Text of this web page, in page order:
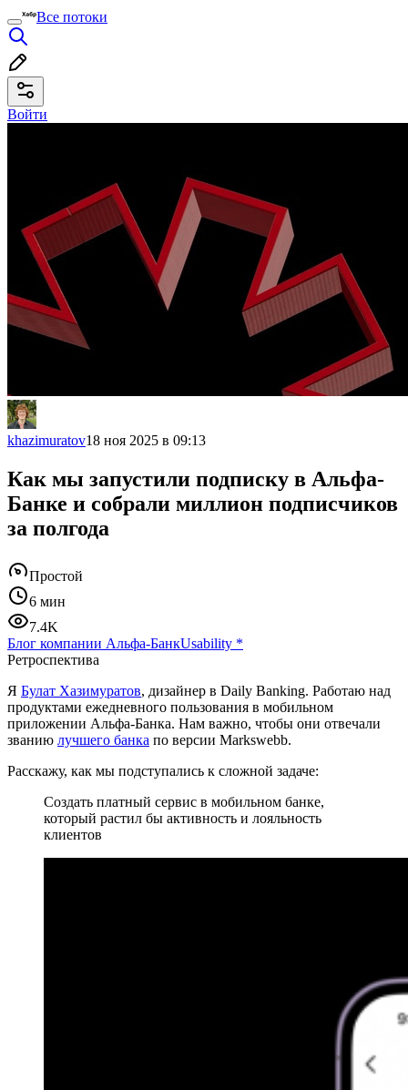
Все потоки
Войти
khazimuratov18 ноя 2025 в 09:13
Как мы запустили подписку в Альфа-
Банке и собрали миллион подписчиков
за полгода
Простой
6 мин
7.4K
Блог компании Альфа-БанкUsability *
Ретроспектива
Я Булат Хазимуратов, дизайнер в Daily Banking. Работаю над
продуктами ежедневного пользования в мобильном
приложении Альфа-Банка. Нам важно, чтобы они отвечали
званию лучшего банка по версии Markswebb.
Расскажу, как мы подступались к сложной задаче:
Создать платный сервис в мобильном банке,
который растил бы активность и лояльность
клиентов